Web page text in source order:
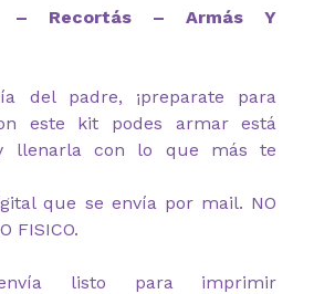
– Recortás – Armás Y
del padre, ¡preparate para
este kit podes armar está
llenarla con lo que más te
que se envía por mail. NO
FISICO.
listo para imprimir